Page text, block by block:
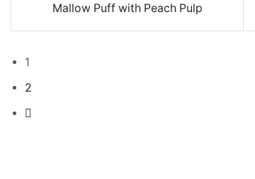
Mallow Puff with Peach Pulp
1
2